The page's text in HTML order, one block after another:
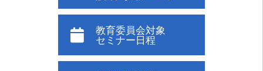
教育委員会対象
セミナー日程